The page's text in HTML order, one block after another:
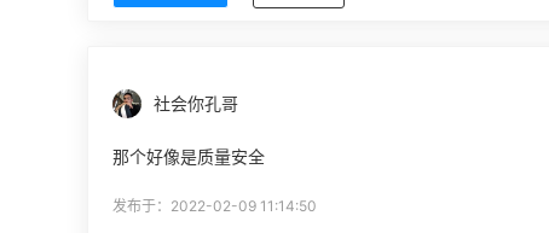
社会你孔哥
那个好像是质量安全
发布于：2022-02-09 11:14:50